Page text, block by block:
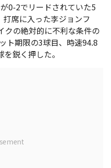
0-2でリードされていた5
席に入った李ジョンフ
クの絶対的に不利な条件の
ト期限の3球目、時速94.8
鋭く押した。